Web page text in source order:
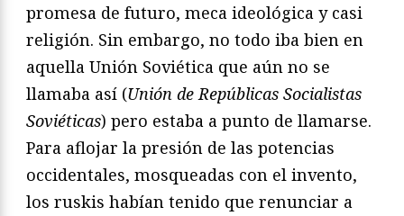
promesa de futuro, meca ideológica y casi
religión. Sin embargo, no todo iba bien en
aquella Unión Soviética que aún no se
llamaba así (Unión de Repúblicas Socialistas
Soviéticas) pero estaba a punto de llamarse.
Para aflojar la presión de las potencias
occidentales, mosqueadas con el invento,
los ruskis habían tenido que renunciar a